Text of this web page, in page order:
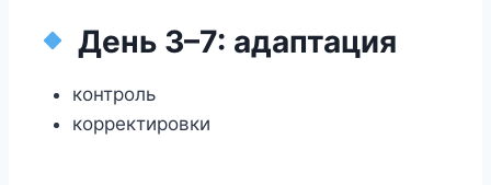
День 3–7: адаптация
контроль
корректировки